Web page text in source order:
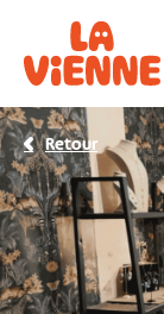
Retour